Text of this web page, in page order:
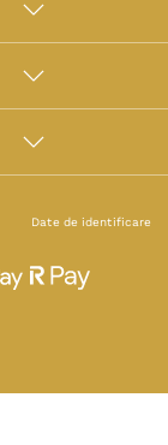
Date de identificare